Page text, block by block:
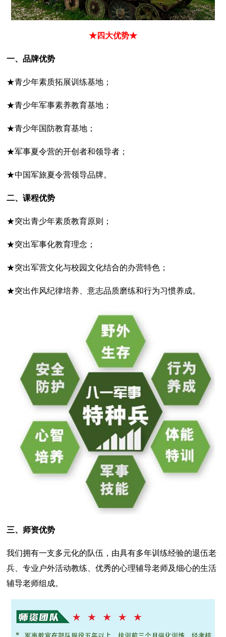
★四大优势★
一、品牌优势
★青少年素质拓展训练基地；
★青少年军事素养教育基地；
★青少年国防教育基地；
★军事夏令营的开创者和领导者；
★中国军旅夏令营领导品牌。
二、课程优势
★突出青少年素质教育原则；
★突出军事化教育理念；
★突出军营文化与校园文化结合的办营特色；
★突出作风纪律培养、意志品质磨练和行为习惯养成。
三、师资优势
我们拥有一支多元化的队伍，由具有多年训练经验的退伍老
兵、专业户外活动教练、优秀的心理辅导老师及细心的生活
辅导老师组成。